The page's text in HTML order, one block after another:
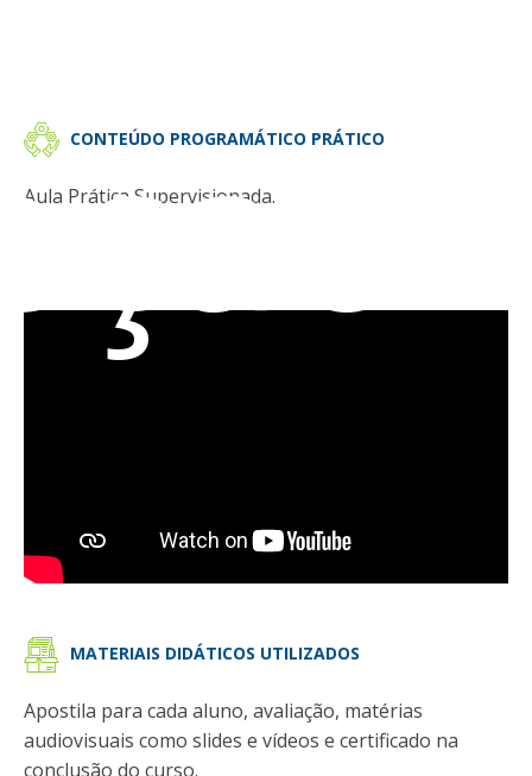
CONTEÚDO PROGRAMÁTICO PRÁTICO
Aula Prática Supervisionada.
MATERIAIS DIDÁTICOS UTILIZADOS
Apostila para cada aluno, avaliação, matérias
audiovisuais como slides e vídeos e certificado na
conclusão do curso.